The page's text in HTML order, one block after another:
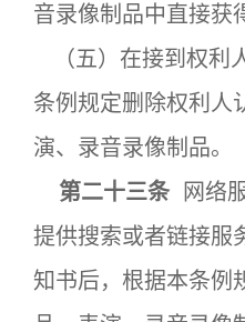
音录像制品中直接获
（五）在接到权利
条例规定删除权利人
演、录音录像制品。
第二十三条 网络
提供搜索或者链接服
知书后，根据本条例